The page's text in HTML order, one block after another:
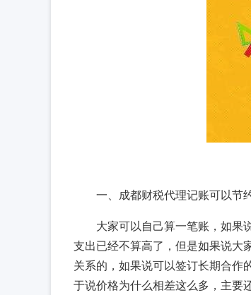
一、成都财税代理记账可以节
大家可以自己算一笔账，如果
支出已经不算高了，但是如果说大
关系的，如果说可以签订长期合作
于说价格为什么相差这么多，主要